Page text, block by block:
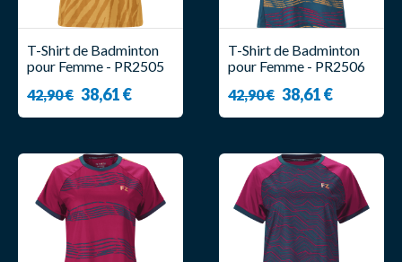
T-Shirt de Badminton
pour Femme - PR2505
42,90 € 38,61 €
T-Shirt de Badminton
pour Femme - PR2506
42,90 € 38,61 €